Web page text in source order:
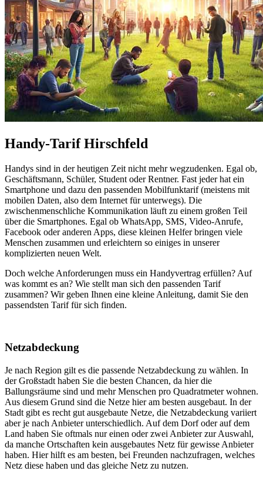
Handy-Tarif Hirschfeld
Handys sind in der heutigen Zeit nicht mehr wegzudenken. Egal ob,
Geschäftsmann, Schüler, Student oder Rentner. Fast jeder hat ein
Smartphone und dazu den passenden Mobilfunktarif (meistens mit
mobilen Daten, also dem Internet für unterwegs). Die
zwischenmenschliche Kommunikation läuft zu einem großen Teil
über die Smartphones. Egal ob WhatsApp, SMS, Video-Anrufe,
Facebook oder anderen Apps, diese kleinen Helfer bringen viele
Menschen zusammen und erleichtern so einiges in unserer
komplizierten neuen Welt.
Doch welche Anforderungen muss ein Handyvertrag erfüllen? Auf
was kommt es an? Wie stellt man sich den passenden Tarif
zusammen? Wir geben Ihnen eine kleine Anleitung, damit Sie den
passendsten Tarif für sich finden.
Netzabdeckung
Je nach Region gilt es die passende Netzabdeckung zu wählen. In
der Großstadt haben Sie die besten Chancen, da hier die
Ballungsräume sind und mehr Menschen pro Quadratmeter wohnen.
Aus diesem Grund sind die Netze hier am besten ausgebaut. In der
Stadt gibt es recht gut ausgebaute Netze, die Netzabdeckung variiert
aber je nach Anbieter unterschiedlich. Auf dem Dorf oder auf dem
Land haben Sie oftmals nur einen oder zwei Anbieter zur Auswahl,
da manche Ortschaften kein ausgebautes Netz für gewisse Anbieter
haben. Hier hilft es am besten, bei Freunden nachzufragen, welches
Netz diese haben und das gleiche Netz zu nutzen.